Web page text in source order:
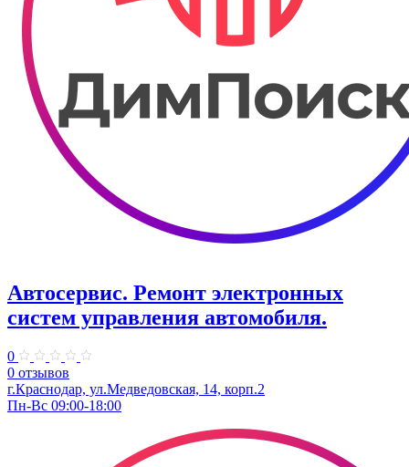
Автосервис. Ремонт электронных
систем управления автомобиля.
0
0 отзывов
г.Краснодар, ул.Медведовская, 14, корп.2
Пн-Вс 09:00-18:00